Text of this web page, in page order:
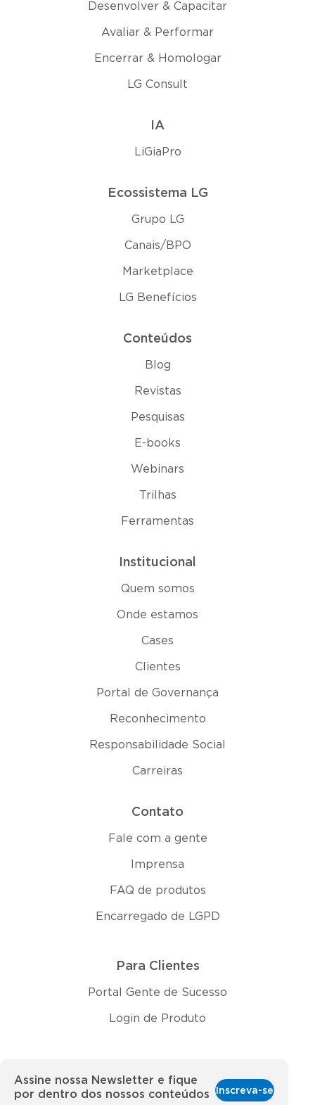
Desenvolver & Capacitar
Avaliar & Performar
Encerrar & Homologar
LG Consult
IA
LiGiaPro
Ecossistema LG
Grupo LG
Canais/BPO
Marketplace
LG Benefícios
Conteúdos
Blog
Revistas
Pesquisas
E-books
Webinars
Trilhas
Ferramentas
Institucional
Quem somos
Onde estamos
Cases
Clientes
Portal de Governança
Reconhecimento
Responsabilidade Social
Carreiras
Contato
Fale com a gente
Imprensa
FAQ de produtos
Encarregado de LGPD
Para Clientes
Portal Gente de Sucesso
Login de Produto
Assine nossa Newsletter e fique
por dentro dos nossos conteúdos
Inscreva-se